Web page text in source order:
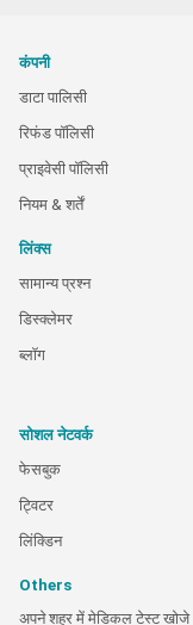
कंपनी
डाटा पालिसी
रिफंड पॉलिसी
प्राइवेसी पॉलिसी
नियम & शर्तें
लिंक्स
सामान्य प्रश्न
डिस्क्लेमर
ब्लॉग
सोशल नेटवर्क
फेसबुक
ट्विटर
लिंक्डिन
Others
अपने शहर में मेडिकल टेस्ट खोजे